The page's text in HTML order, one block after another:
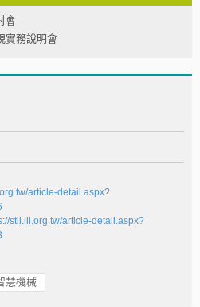
會
實務說明會
article-detail.aspx?
stli.iii.org.tw/article-detail.aspx?
慧機械